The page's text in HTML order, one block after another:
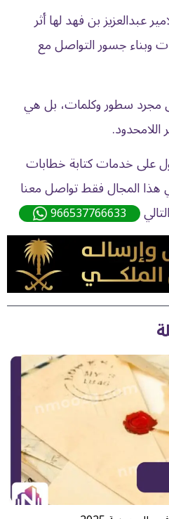
عبدالعزيز بن فهد لها أثر
وبناء جسور التواصل مع
مجرد سطور وكلمات، بل هي
على خدمات كتابة خطابات
هذا المجال فقط تواصل معنا
966537766633